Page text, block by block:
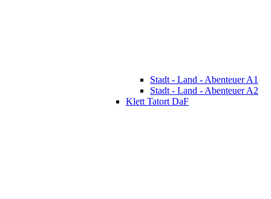
Stadt - Land - Abenteuer A1
Stadt - Land - Abenteuer A2
Klett Tatort DaF